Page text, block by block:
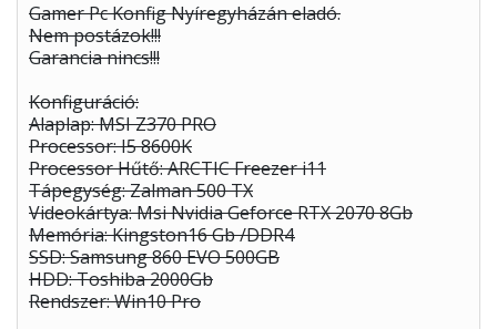
Gamer Pc Konfig Nyíregyházán eladó.
Nem postázok!!!
Garancia nincs!!!
Konfiguráció:
Alaplap: MSI Z370 PRO
Processor: I5 8600K
Processor Hűtő: ARCTIC Freezer i11
Tápegység: Zalman 500 TX
Videokártya: Msi Nvidia Geforce RTX 2070 8Gb
Memória: Kingston16 Gb /DDR4
SSD: Samsung 860 EVO 500GB
HDD: Toshiba 2000Gb
Rendszer: Win10 Pro